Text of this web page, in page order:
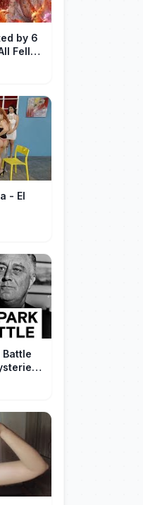
by 6
Fell
- El
Battle